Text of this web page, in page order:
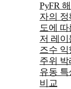
PyFR
자의 정
도에 따
저 레이
즈수 익
주위 박
유동 특
비교